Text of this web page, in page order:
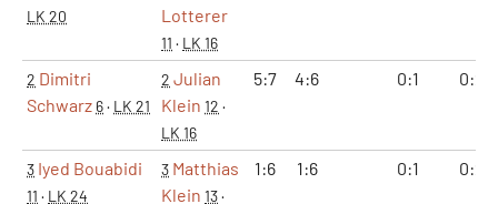
LK 20
Lotterer
11 · LK 16
2 Dimitri
Schwarz 6· LK 21
2 Julian
Klein 12 ·
LK 16
5:7 4:6 0:1 0:2
3 Iyed Bouabidi
11 · LK 24
3 Matthias
Klein 13·
1:6 1:6 0:1 0:2